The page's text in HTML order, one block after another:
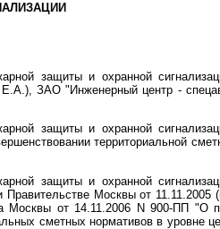
защиты и охранной
ЗАО "Инженерный центр -
защиты и охранной
территориальной
защиты и охранной
Москвы от 11.11.2005
Москвы от 14.11.2006 N 900-ПП "О
сметных нормативов в уровне